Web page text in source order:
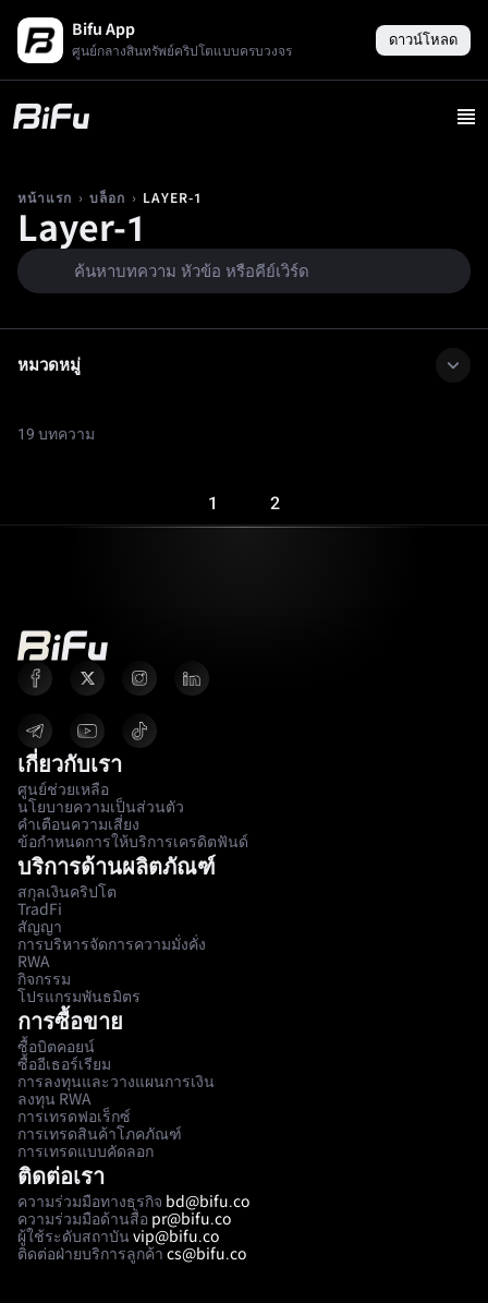
Bifu App
ศูนย์กลางสินทรัพย์คริปโตแบบครบวงจร
ดาวน์โหลด
หน้าแรก › บล็อก › LAYER-1
Layer-1
หมวดหมู่
19 บทความ
1 2
เกี่ยวกับเรา
ศูนย์ช่วยเหลือ
นโยบายความเป็นส่วนตัว
คำเตือนความเสี่ยง
ข้อกำหนดการให้บริการเครดิตฟันด์
บริการด้านผลิตภัณฑ์
สกุลเงินคริปโต
TradFi
สัญญา
การบริหารจัดการความมั่งคั่ง
RWA
กิจกรรม
โปรแกรมพันธมิตร
การซื้อขาย
ซื้อบิตคอยน์
ซื้ออีเธอร์เรียม
การลงทุนและวางแผนการเงิน
ลงทุน RWA
การเทรดฟอเร็กซ์
การเทรดสินค้าโภคภัณฑ์
การเทรดแบบคัดลอก
ติดต่อเรา
ความร่วมมือทางธุรกิจ bd@bifu.co
ความร่วมมือด้านสื่อ pr@bifu.co
ผู้ใช้ระดับสถาบัน vip@bifu.co
ติดต่อฝ่ายบริการลูกค้า cs@bifu.co